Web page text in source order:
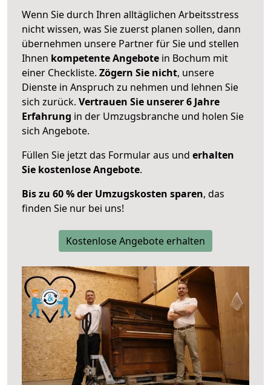
Wenn Sie durch Ihren alltäglichen Arbeitsstress
nicht wissen, was Sie zuerst planen sollen, dann
übernehmen unsere Partner für Sie und stellen
Ihnen kompetente Angebote in Bochum mit
einer Checkliste. Zögern Sie nicht, unsere
Dienste in Anspruch zu nehmen und lehnen Sie
sich zurück. Vertrauen Sie unserer 6 Jahre
Erfahrung in der Umzugsbranche und holen Sie
sich Angebote.
Füllen Sie jetzt das Formular aus und erhalten
Sie kostenlose Angebote.
Bis zu 60 % der Umzugskosten sparen, das
finden Sie nur bei uns!
Kostenlose Angebote erhalten